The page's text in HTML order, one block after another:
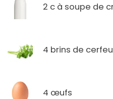
2 c à soupe de
4 brins de
4 œufs